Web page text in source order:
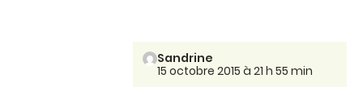
Sandrine
15 octobre 2015 à 21 h 55 min